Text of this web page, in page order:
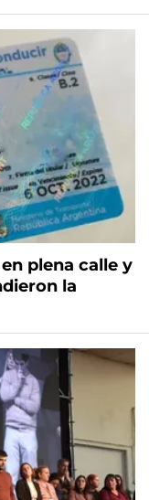
plena calle y
la